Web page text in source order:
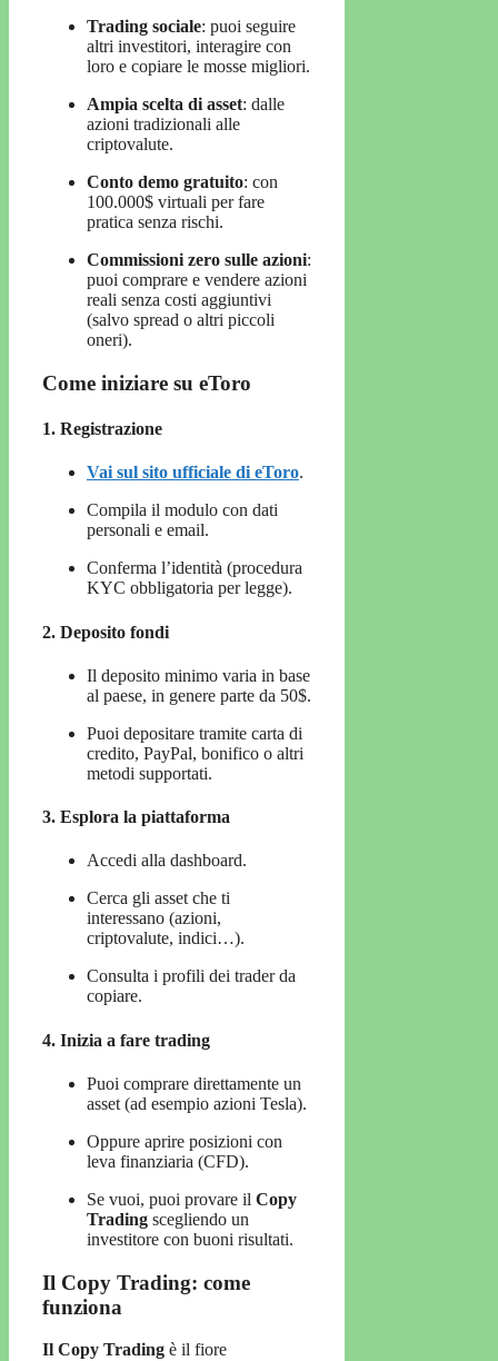
Trading sociale: puoi seguire
altri investitori, interagire con
loro e copiare le mosse migliori.
Ampia scelta di asset: dalle
azioni tradizionali alle
criptovalute.
Conto demo gratuito: con
100.000$ virtuali per fare
pratica senza rischi.
Commissioni zero sulle azioni:
puoi comprare e vendere azioni
reali senza costi aggiuntivi
(salvo spread o altri piccoli
oneri).
Come iniziare su eToro
1. Registrazione
Vai sul sito ufficiale di eToro.
Compila il modulo con dati
personali e email.
Conferma l’identità (procedura
KYC obbligatoria per legge).
2. Deposito fondi
Il deposito minimo varia in base
al paese, in genere parte da 50$.
Puoi depositare tramite carta di
credito, PayPal, bonifico o altri
metodi supportati.
3. Esplora la piattaforma
Accedi alla dashboard.
Cerca gli asset che ti
interessano (azioni,
criptovalute, indici…).
Consulta i profili dei trader da
copiare.
4. Inizia a fare trading
Puoi comprare direttamente un
asset (ad esempio azioni Tesla).
Oppure aprire posizioni con
leva finanziaria (CFD).
Se vuoi, puoi provare il Copy
Trading scegliendo un
investitore con buoni risultati.
Il Copy Trading: come
funziona
Il Copy Trading è il fiore